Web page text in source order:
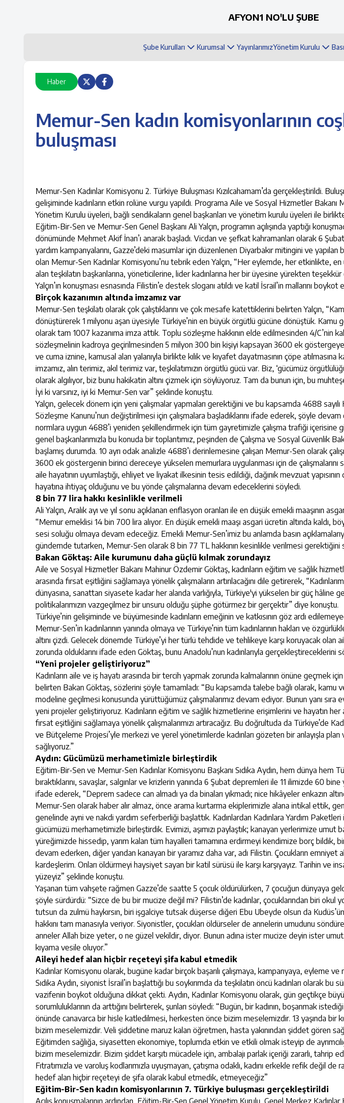
AFYON1 NO'LU ŞUBE
Şube Kurulları Kurumsal YayınlarımızYönetim Kurulu
Haber
Memur-Sen kadın komisyonlarının
buluşması
Memur-Sen Kadınlar Komisyonu 2. Türkiye Buluşması Kızılcahamam’da gerçekleştirildi.
gelişiminde kadınların etkin rolüne vurgu yapıldı. Programa Aile ve Sosyal Hizmetler
Yönetim Kurulu üyeleri, bağlı sendikaların genel başkanları ve yönetim kurulu üyeleri ile
Eğitim-Bir-Sen ve Memur-Sen Genel Başkanı Ali Yalçın, programın açılışında yaptığı
dönümünde Mehmet Akif İnan’ı anarak başladı. Vicdan ve şefkat kahramanları olarak 6
yardım kampanyalarını, Gazze’deki masumlar için düzenlenen Diyarbakır mitingini ve yapılan
olan Memur-Sen Kadınlar Komisyonu’nu tebrik eden Yalçın, “Her eylemde, her etkinlikte,
alan teşkilatın başkanlarına, yöneticilerine, lider kadınlarına her bir üyesine yürekten
Yalçın’ın konuşması esnasında Filistin’e destek sloganı atıldı ve katil İsrail’in mallarını boykot
Birçok kazanımın altında imzamız var
Memur-Sen teşkilatı olarak çok çalıştıklarını ve çok mesafe katettiklerini belirten Yalçın,
dönüştürerek 1 milyonu aşan üyesiyle Türkiye’nin en büyük örgütlü gücüne dönüştük.
olarak tam 1007 kazanıma imza attık. Toplu sözleşme hakkının elde edilmesinden 4/C’nin
sözleşmelinin kadroya geçirilmesinden 5 milyon 300 bin kişiyi kapsayan 3600 ek
ve cuma iznine, kamusal alan yalanıyla birlikte kılık ve kıyafet dayatmasının çöpe atılmasına
imzamız, alın terimiz, akıl terimiz var, teşkilatımızın örgütlü gücü var. Biz, ‘gücümüz
olarak algılıyor, biz bunu hakikatin altını çizmek için söylüyoruz. Tam da bunun için, bu
İyi ki varsınız, iyi ki Memur-Sen var” şeklinde konuştu.
Yalçın, gelecek dönem için yeni çalışmalar yapmaları gerektiğini ve bu kapsamda 4688
Sözleşme Kanunu’nun değiştirilmesi için çalışmalara başladıklarını ifade ederek, şöyle
normlara uygun 4688’i yeniden şekillendirmek için tüm gayretimizle çalışma trafiği içerisine
genel başkanlarımızla bu konuda bir toplantımız, peşinden de Çalışma ve Sosyal Güvenlik
başlamış durumda. 10 ayrı odak analizle 4688’i derinlemesine çalışan Memur-Sen olarak
3600 ek göstergenin birinci dereceye yükselen memurlara uygulanması için de çalışmalarını
aile hayatının uyumlaştığı, ehliyet ve liyakat ilkesinin tesis edildiği, dağınık mevzuat
hayatına ihtiyaç olduğunu ve bu yönde çalışmalarına devam edeceklerini söyledi.
8 bin 77 lira hakkı kesinlikle verilmeli
Ali Yalçın, Aralık ayı ve yıl sonu açıklanan enflasyon oranları ile en düşük emekli maaşının
“Memur emeklisi 14 bin 700 lira alıyor. En düşük emekli maaşı asgari ücretin altında kaldı,
sesi soluğu olmaya devam edeceğiz. Emekli Memur-Sen’imiz bu anlamda basın
gündemde tutarken, Memur-Sen olarak 8 bin 77 TL hakkının kesinlikle verilmesi gerektiğini
Bakan Göktaş: Aile kurumunu daha güçlü kılmak zorundayız
Aile ve Sosyal Hizmetler Bakanı Mahinur Özdemir Göktaş, kadınların eğitim ve sağlık
arasında fırsat eşitliğini sağlamaya yönelik çalışmaların artırılacağını dile getirerek,
dünyasına, sanattan siyasete kadar her alanda varlığıyla, Türkiye'yi yükselen bir güç hâline
politikalarımızın vazgeçilmez bir unsuru olduğu şüphe götürmez bir gerçektir” diye konuştu.
Türkiye’nin gelişiminde ve büyümesinde kadınların emeğinin ve katkısının göz ardı
Memur-Sen’in kadınlarının yanında olmaya ve Türkiye’nin tüm kadınlarının hakları ve
altını çizdi. Gelecek dönemde Türkiye’yi her türlü tehdide ve tehlikeye karşı koruyacak olan
zorunda olduklarını ifade eden Göktaş, bunu Anadolu’nun kadınlarıyla gerçekleştireceklerini
“Yeni projeler geliştiriyoruz”
Kadınların aile ve iş hayatı arasında bir tercih yapmak zorunda kalmalarının önüne geçmek
belirten Bakan Göktaş, sözlerini şöyle tamamladı: “Bu kapsamda talebe bağlı olarak, kamu
modeline geçilmesi konusunda yürüttüğümüz çalışmalarımız devam ediyor. Bunun yanı sıra
yeni projeler geliştiriyoruz. Kadınların eğitim ve sağlık hizmetlerine erişimlerini ve hayatın her
fırsat eşitliğini sağlamaya yönelik çalışmalarımızı artıracağız. Bu doğrultuda da Türkiye’de
ve Bütçeleme Projesi’yle merkezi ve yerel yönetimlerde kadınları gözeten bir anlayışla plan
sağlıyoruz.”
Aydın: Gücümüzü merhametimizle birleştirdik
Eğitim-Bir-Sen ve Memur-Sen Kadınlar Komisyonu Başkanı Sıdıka Aydın, hem dünya hem
bıraktıklarını, savaşlar, salgınlar ve krizlerin yanında 6 Şubat depremleri ile 11 ilimizde 60 bine
ifade ederek, “Deprem sadece can almadı ya da binaları yıkmadı; nice hikâyeler enkazın
Memur-Sen olarak haber alır almaz, önce arama kurtarma ekiplerimizle alana intikal ettik,
genelinde ayni ve nakdi yardım seferberliği başlattık. Kadınlardan Kadınlara Yardım
gücümüzü merhametimizle birleştirdik. Evimizi, aşımızı paylaştık; kanayan yerlerimize umut
yüreğimizde hissedip, yarım kalan tüm hayalleri tamamına erdirmeyi kendimize borç bildik,
devam ederken, diğer yandan kanayan bir yaramız daha var, adı Filistin. Çocukların emniyet
kardeşlerim. Onları öldürmeyi haysiyet sayan bir katil sürüsü ile karşı karşıyayız. Tarihin ve
yüzeyiz” şeklinde konuştu.
Yaşanan tüm vahşete rağmen Gazze’de saatte 5 çocuk öldürülürken, 7 çocuğun dünyaya
şöyle sürdürdü: “Sizce de bu bir mucize değil mi? Filistin’de kadınlar, çocuklarından biri okul
tutsun da zulmü haykırsın, biri işgalciye tutsak düşerse diğeri Ebu Ubeyde olsun da
hakkını tam manasıyla veriyor. Siyonistler, çocukları öldürseler de annelerin umudunu
anneler Allah bize yeter, o ne güzel vekildir, diyor. Bunun adına ister mucize deyin ister
kıyama vesile oluyor.”
Aileyi hedef alan hiçbir reçeteyi şifa kabul etmedik
Kadınlar Komisyonu olarak, bugüne kadar birçok başarılı çalışmaya, kampanyaya, eyleme ve
Sıdıka Aydın, siyonist İsrail’in başlattığı bu soykırımda da teşkilatın öncü kadınları olarak
vazifenin boykot olduğuna dikkat çekti. Aydın, Kadınlar Komisyonu olarak, gün geçtikçe
sorumluluklarının da arttığını belirterek, şunları söyledi: “Bugün, bir kadının, boşanmak
önünde canavarca bir hisle katledilmesi, herkesten önce bizim meselemizdir. 13 yaşında bir
bizim meselemizdir. Veli şiddetine maruz kalan öğretmen, hasta yakınından şiddet gören
Eğitimden sağlığa, siyasetten ekonomiye, toplumda etkin ve etkili olmak isteyip de
bizim meselemizdir. Bizim şiddet karşıtı mücadele için, ambalajı parlak içeriği zararlı, tahrip
Fıtratımızla ve varoluş kodlarımızla uyuşmayan, çatışma odaklı, kadını erkekle refik değil de
hedef alan hiçbir reçeteyi de şifa olarak kabul etmedik, etmeyeceğiz”​
Eğitim-Bir-Sen kadın komisyonlarının 7. Türkiye buluşması gerçekleştirildi
Açılış konuşmalarının ardından, Eğitim-Bir-Sen Genel Yönetim Kurulu, Genel Merkez